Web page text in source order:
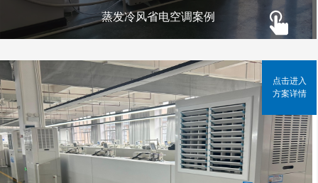
蒸发冷风省电空调案例
点击进入
方案详情